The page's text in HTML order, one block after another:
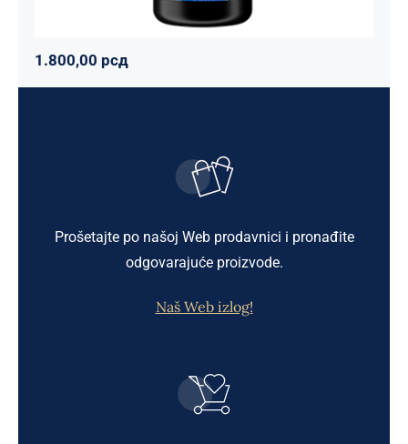
1.800,00 рсд
Prošetajte po našoj Web prodavnici i pronađite
odgovarajuće proizvode.
Naš Web izlog!